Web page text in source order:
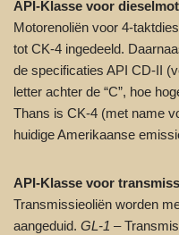
API-Klasse voor
Motorenoliën voor 4-
tot CK-4 ingedeeld.
de specificaties API CD-II
letter achter de “C”, hoe
Thans is CK-4 (met name
huidige Amerikaanse
API-Klasse voor
Transmissieoliën worden
aangeduid. GL-1 –